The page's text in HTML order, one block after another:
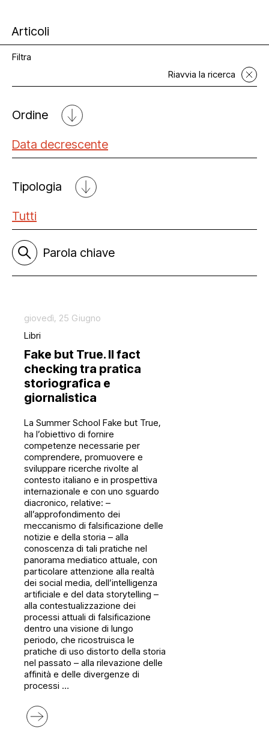
Articoli
Filtra
Riavvia la ricerca
Ordine
Data decrescente
Data decrescente
Data crescente
Tipologia
Tutti
Tutti
Libri
Progetti
Workshop
giovedì, 25 Giugno
Libri
Fake but True. Il fact
checking tra pratica
storiografica e
giornalistica
­­­­La Summer School Fake but True,
ha l’obiettivo di fornire
competenze necessarie per
comprendere, promuovere e
sviluppare ricerche rivolte al
contesto italiano e in prospettiva
internazionale e con uno sguardo
diacronico, relative: –
all’approfondimento dei
meccanismo di falsificazione delle
notizie e della storia – alla
conoscenza di tali pratiche nel
panorama mediatico attuale, con
particolare attenzione alla realtà
dei social media, dell’intelligenza
artificiale e del data storytelling –
alla contestualizzazione dei
processi attuali di falsificazione
dentro una visione di lungo
periodo, che ricostruisca le
pratiche di uso distorto della storia
nel passato – alla rilevazione delle
affinità e delle divergenze di
processi …